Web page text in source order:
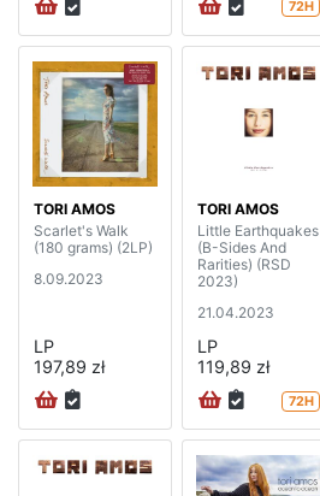
72H
TORI AMOS
Scarlet's Walk
(180 grams) (2LP)
8.09.2023
LP
197,89 zł
TORI AMOS
Little Earthquakes
(B-Sides And
Rarities) (RSD
2023)
21.04.2023
LP
119,89 zł
72H